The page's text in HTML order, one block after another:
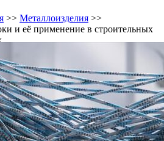
>> Металлоизделия >>
и её применение в строительных